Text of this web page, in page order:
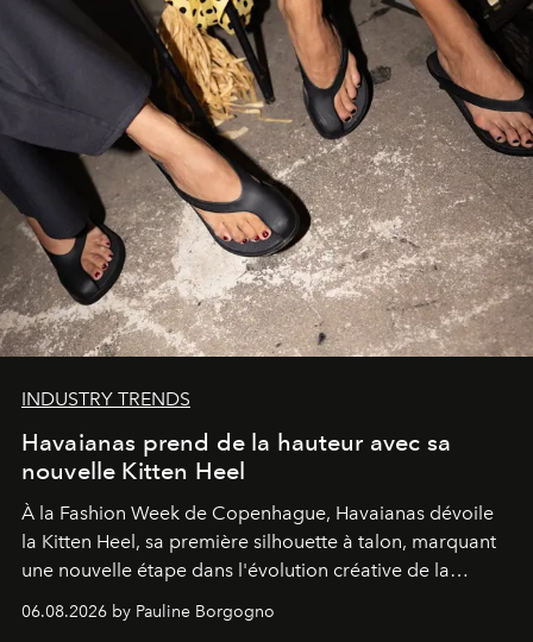
INDUSTRY TRENDS
Havaianas prend de la hauteur avec sa
nouvelle Kitten Heel
À la Fashion Week de Copenhague, Havaianas dévoile
la Kitten Heel, sa première silhouette à talon, marquant
une nouvelle étape dans l'évolution créative de la
06.08.2026 by Pauline Borgogno